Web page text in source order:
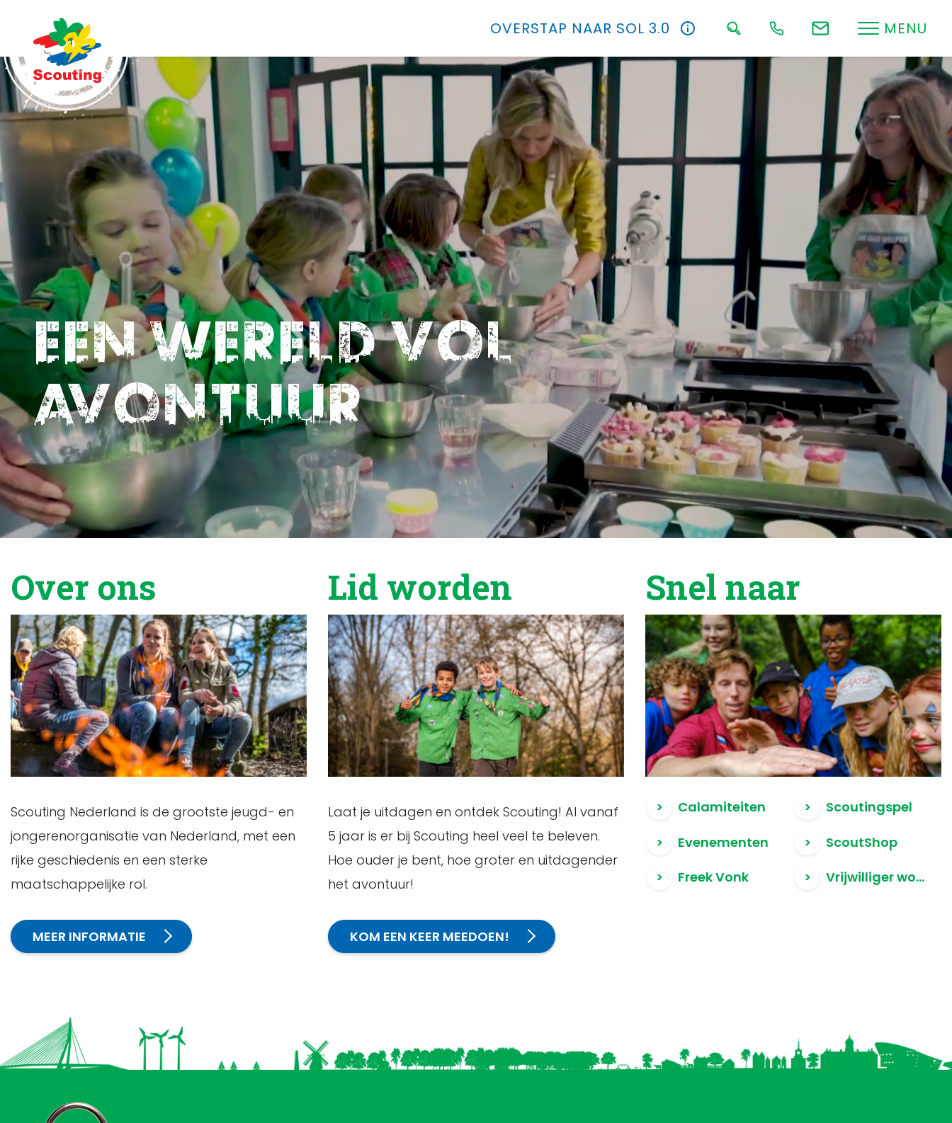
OVERSTAP NAAR SOL 3.0 MENU
Een wereld vol
avontuur
Over ons
Scouting Nederland is de grootste jeugd- en
jongerenorganisatie van Nederland, met een
rijke geschiedenis en een sterke
maatschappelijke rol.
MEER INFORMATIE
Lid worden
Laat je uitdagen en ontdek Scouting! Al vanaf
5 jaar is er bij Scouting heel veel te beleven.
Hoe ouder je bent, hoe groter en uitdagender
het avontuur!
KOM EEN KEER MEEDOEN!
Snel naar
Calamiteiten
Scoutingspel
Evenementen
ScoutShop
Freek Vonk
Vrijwilliger worden